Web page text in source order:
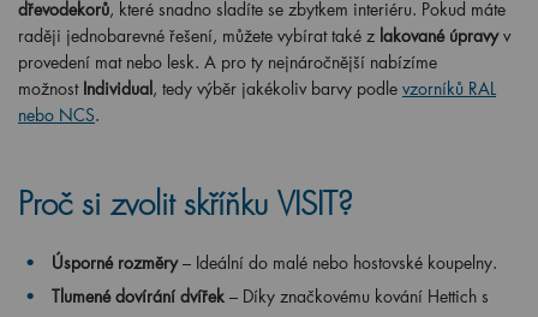
dřevodekorů, které snadno sladíte se zbytkem interiéru. Pokud máte
raději jednobarevné řešení, můžete vybírat také z lakované úpravy v
provedení mat nebo lesk. A pro ty nejnáročnější nabízíme
možnost Individual, tedy výběr jakékoliv barvy podle vzorníků RAL
nebo NCS.
Proč si zvolit skříňku VISIT?
Úsporné rozměry – Ideální do malé nebo hostovské koupelny.
Tlumené dovírání dvířek – Díky značkovému kování Hettich s